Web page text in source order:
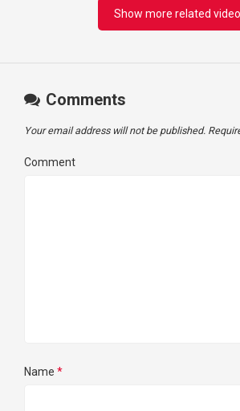
Show more related
Comments
Your email address will not be published.
Comment
Name *